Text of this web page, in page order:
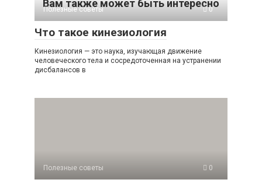
Вам также может быть интересно
Полезные советы 0
Что такое кинезиология
Кинезиология — это наука, изучающая движение
человеческого тела и сосредоточенная на устранении
дисбалансов в
Полезные советы 0